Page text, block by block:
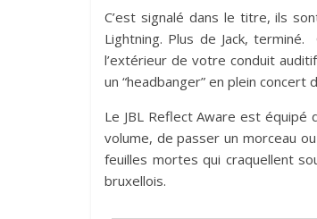
C’est signalé dans le titre, ils
Lightning. Plus de Jack,
l’extérieur de votre conduit
un “headbanger” en plein concert
Le JBL Reflect Aware est équipé
volume, de passer un morceau
feuilles mortes qui craquellent
bruxellois.